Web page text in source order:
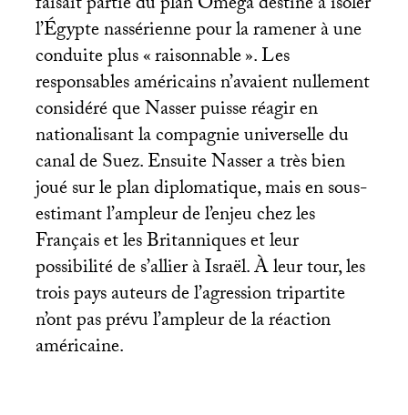
l’Égypte nassérienne pour la ramener à une
conduite plus «raisonnable». Les
responsables américains n’avaient nullement
considéré que Nasser puisse réagir en
nationalisant la compagnie universelle du
canal de Suez. Ensuite Nasser a très bien
joué sur le plan diplomatique, mais en sous-
estimant l’ampleur de l’enjeu chez les
Français et les Britanniques et leur
possibilité de s’allier à Israël. À leur tour, les
trois pays auteurs de l’agression tripartite
n’ont pas prévu l’ampleur de la réaction
américaine.